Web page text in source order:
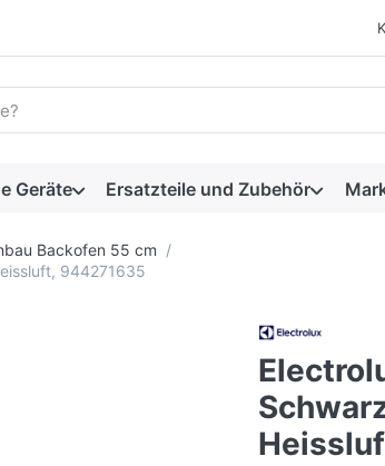
ein. Während Sie tippen, erscheinen
Geräte Ersatzteile und Zubehör
Backofen 55 cm
944271635